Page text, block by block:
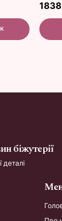
біжутерії
деталі